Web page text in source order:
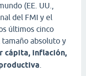
(EE. UU.,
del FMI y el
últimos cinco
absoluto y
cápita, inflación,